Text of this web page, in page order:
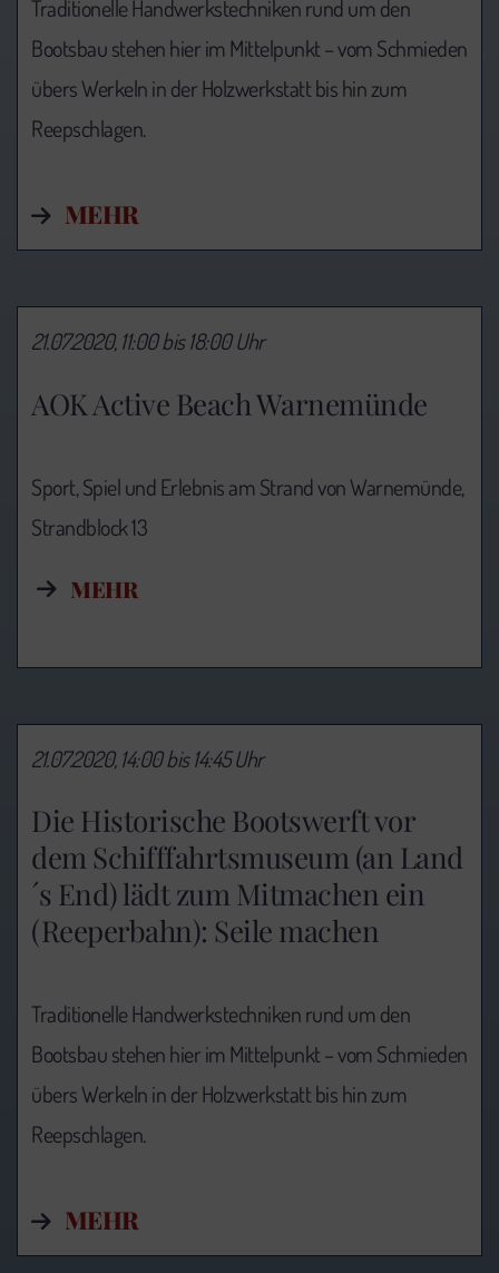
Traditionelle Handwerkstechniken rund um den
Bootsbau stehen hier im Mittelpunkt – vom Schmieden
übers Werkeln in der Holzwerkstatt bis hin zum
Reepschlagen.
MEHR
AOK Active Beach Warnemünde
21.07.2020, 11:00 bis 18:00 Uhr
Sport, Spiel und Erlebnis am Strand von Warnemünde,
Strandblock 13
MEHR
Die Historische Bootswerft vor
dem Schifffahrtsmuseum (an Land
´s End) lädt zum Mitmachen ein
(Reeperbahn): Seile machen
21.07.2020, 14:00 bis 14:45 Uhr
Traditionelle Handwerkstechniken rund um den
Bootsbau stehen hier im Mittelpunkt – vom Schmieden
übers Werkeln in der Holzwerkstatt bis hin zum
Reepschlagen.
MEHR